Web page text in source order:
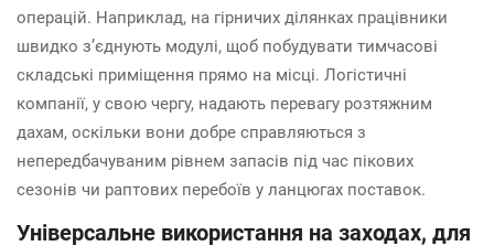
операцій. Наприклад, на гірничих ділянках працівники
швидко з’єднують модулі, щоб побудувати тимчасові
складські приміщення прямо на місці. Логістичні
компанії, у свою чергу, надають перевагу розтяжним
дахам, оскільки вони добре справляються з
непередбачуваним рівнем запасів під час пікових
сезонів чи раптових перебоїв у ланцюгах поставок.
Універсальне використання на заходах, для